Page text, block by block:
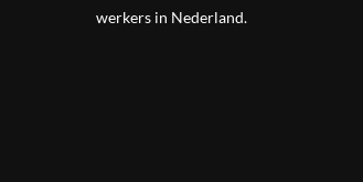
werkers in Nederland.